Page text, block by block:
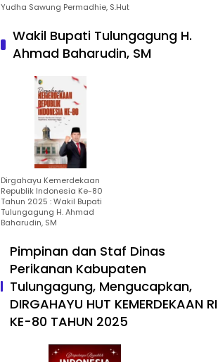
Yudha Sawung Permadhie, S.Hut
Wakil Bupati Tulungagung H.
Ahmad Baharudin, SM
Dirgahayu Kemerdekaan
Republik Indonesia Ke-80
Tahun 2025 : Wakil Bupati
Tulungagung H. Ahmad
Baharudin, SM
Pimpinan dan Staf Dinas
Perikanan Kabupaten
Tulungagung, Mengucapkan,
DIRGAHAYU HUT KEMERDEKAAN RI
KE-80 TAHUN 2025